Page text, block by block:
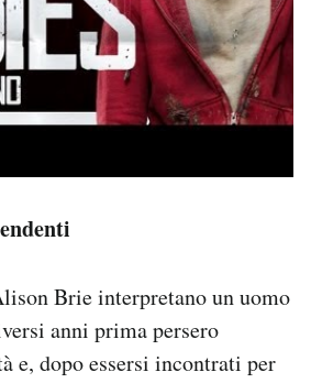
Brie interpretano un uomo
anni prima persero
e, dopo essersi incontrati per